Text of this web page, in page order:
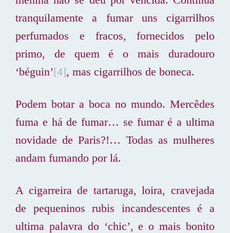
tranquilamente a fumar uns cigarrilhos
perfumados e fracos, fornecidos pelo
primo, de quem é o mais duradouro
‘béguin’[4], mas cigarrilhos de boneca.
Podem botar a boca no mundo. Mercêdes
fuma e há de fumar… se fumar é a ultima
novidade de Paris?!… Todas as mulheres
andam fumando por lá.
A cigarreira de tartaruga, loira, cravejada
de pequeninos rubis incandescentes é a
ultima palavra do ‘chic’, e o mais bonito